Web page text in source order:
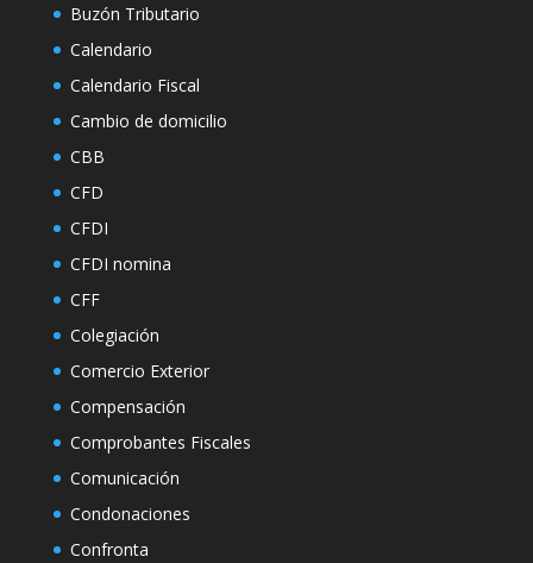
Buzón Tributario
Calendario
Calendario Fiscal
Cambio de domicilio
CBB
CFD
CFDI
CFDI nomina
CFF
Colegiación
Comercio Exterior
Compensación
Comprobantes Fiscales
Comunicación
Condonaciones
Confronta